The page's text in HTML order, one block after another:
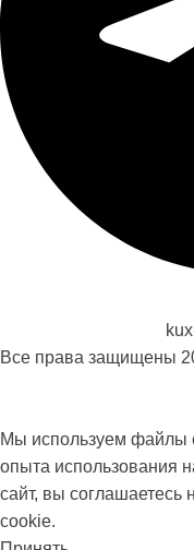
Все права защищены
Мы используем файлы
опыта использования
сайт, вы
cookie.